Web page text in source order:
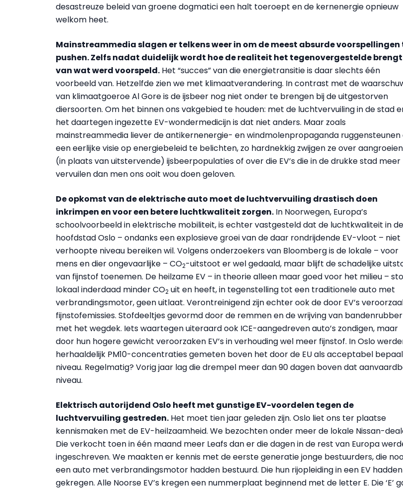
desastreuze beleid van groene dogmatici een halt toeroept en de kernenergie opnieuw
welkom heet.
Mainstreammedia slagen er telkens weer in om de meest absurde voorspellingen
pushen. Zelfs nadat duidelijk wordt hoe de realiteit het tegenovergestelde brengt
van wat werd voorspeld. Het “succes” van die energietransitie is daar slechts één
voorbeeld van. Hetzelfde zien we met klimaatverandering. In contrast met de
van klimaatgoeroe Al Gore is de ijsbeer nog niet onder te brengen bij de uitgestorven
diersoorten. Om het binnen ons vakgebied te houden: met de luchtvervuiling in de stad
het daartegen ingezette EV-wondermedicijn is dat niet anders. Maar zoals
mainstreammedia liever de antikernenergie- en windmolenpropaganda ruggensteunen
een eerlijke visie op energiebeleid te belichten, zo hardnekkig zwijgen ze over
(in plaats van uitstervende) ijsbeerpopulaties of over die EV’s die in de drukke stad meer
vervuilen dan men ons ooit wou doen geloven.
De opkomst van de elektrische auto moet de luchtvervuiling drastisch doen
inkrimpen en voor een betere luchtkwaliteit zorgen. In Noorwegen, Europa’s
schoolvoorbeeld in elektrische mobiliteit, is echter vastgesteld dat de luchtkwaliteit in de
hoofdstad Oslo – ondanks een explosieve groei van de daar rondrijdende EV-vloot – niet
verhoopte niveau bereiken wil. Volgens onderzoekers van Bloomberg is de lokale – voor
mens en dier ongevaarlijke – CO2-uitstoot er wel gedaald, maar blijft de schadelijke
van fijnstof toenemen. De heilzame EV – in theorie alleen maar goed voor het milieu –
lokaal inderdaad minder CO2 uit en heeft, in tegenstelling tot een traditionele auto met
verbrandingsmotor, geen uitlaat. Verontreinigend zijn echter ook de door EV’s
fijnstofemissies. Stofdeeltjes gevormd door de remmen en de wrijving van bandenrubber
met het wegdek. Iets waartegen uiteraard ook ICE-aangedreven auto’s zondigen, maar
door hun hogere gewicht veroorzaken EV’s in verhouding wel meer fijnstof. In Oslo
herhaaldelijk PM10-concentraties gemeten boven het door de EU als acceptabel
niveau. Regelmatig? Vorig jaar lag die drempel meer dan 90 dagen boven dat
niveau.
Elektrisch autorijdend Oslo heeft met gunstige EV-voordelen tegen de
luchtvervuiling gestreden. Het moet tien jaar geleden zijn. Oslo liet ons ter plaatse
kennismaken met de EV-heilzaamheid. We bezochten onder meer de lokale Nissan-
Die verkocht toen in één maand meer Leafs dan er die dagen in de rest van Europa
ingeschreven. We maakten er kennis met de eerste generatie jonge bestuurders, die
een auto met verbrandingsmotor hadden bestuurd. Die hun rijopleiding in een EV hadden
gekregen. Alle Noorse EV’s kregen een nummerplaat beginnend met de letter E. Die ‘E’